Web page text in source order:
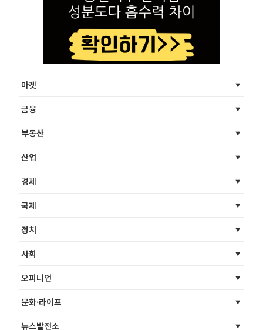
마켓
금융
부동산
산업
경제
국제
정치
사회
오피니언
문화·라이프
뉴스발전소